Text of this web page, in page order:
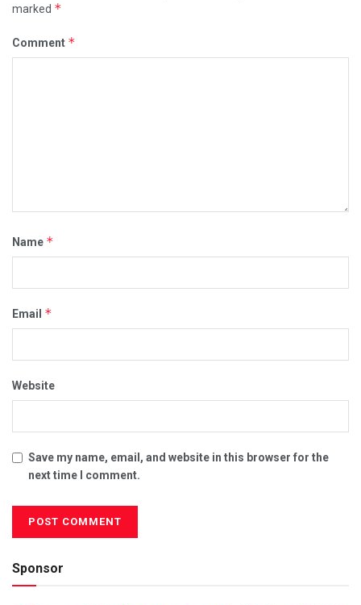
marked *
Comment *
Name *
Email *
Website
Save my name, email, and website in this browser for the
next time I comment.
Sponsor